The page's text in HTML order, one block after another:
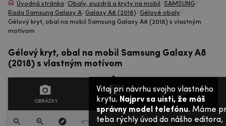
Úvodná stránka/Obaly, puzdrá a kryty na mobil /SAMSUNG/
Rada Samsung Galaxy A/Galaxy A8 (2018)/Gélové obaly/
Gélový kryt, obal na mobil Samsung Galaxy A8 (2018) s vlastným
motívom
Gélový kryt, obal na mobil Samsung Galaxy A8
(2018) s vlastným motívom
OBRÁZKY TEXTY VRSTVY
Vitaj pri návrhu svojho vlastného
krytu. Najprv sa uisti, že máš
správny model telefónu. Máme
teba rýchly úvod do nášho editora,